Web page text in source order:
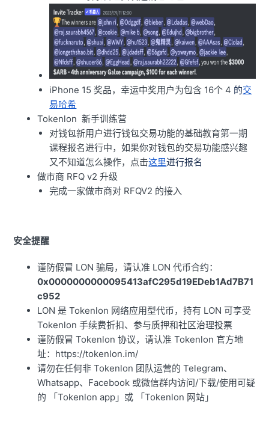
iPhone 15 奖品，幸运中奖用户为包含 16个 4 的交
易哈希
Tokenlon 新手训练营
对钱包新用户进行钱包交易功能的基础教育第一期
课程报名进行中，如果你对钱包的交易功能感兴趣
又不知道怎么操作，点击这里进行报名
做市商 RFQ v2 升级
完成一家做市商对 RFQV2 的接入
安全提醒
谨防假冒 LON 骗局，请认准 LON 代币合约：
0x0000000000095413afC295d19EDeb1Ad7B71
c952
LON 是 Tokenlon 网络应用型代币，持有 LON 可享受
Tokenlon 手续费折扣、参与质押和社区治理投票
谨防假冒 Tokenlon 协议，请认准 Tokenlon 官方地
址：https://tokenlon.im/
请勿在任何非 Tokenlon 团队运营的 Telegram、
Whatsapp、Facebook 或微信群内访问/下载/使用可疑
的 「Tokenlon app」或 「Tokenlon 网站」